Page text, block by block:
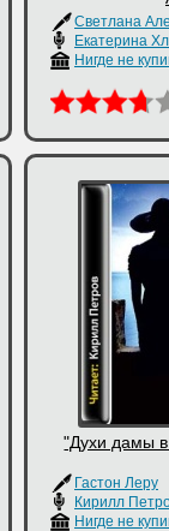
Светлана
Нигде не
"Духи дамы
Гастон Леру
Кирилл
Нигде не